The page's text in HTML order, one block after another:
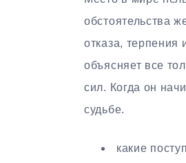
обстоятельства
отказа,
объясняет все
сил. Когда он
судьбе.
какие